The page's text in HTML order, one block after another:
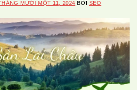
MƯỜI MỘT 11, 2024 BỞI SEO